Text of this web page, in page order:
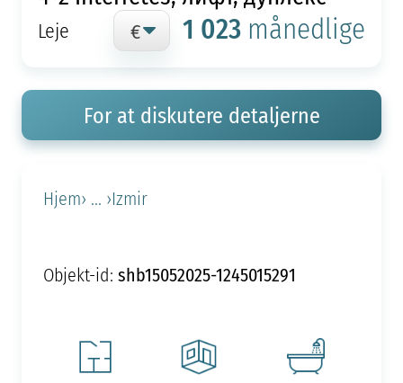
Leje 1 023 månedlige
For at diskutere detaljerne
Hjem› ... ›Izmir
Objekt-id: shb15052025-1245015291